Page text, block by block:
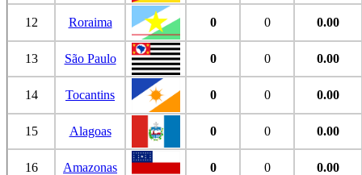
12 Roraima 0 0 0.00
13 São Paulo 0 0 0.00
14 Tocantins 0 0 0.00
15 Alagoas 0 0 0.00
16 Amazonas 0 0 0.00